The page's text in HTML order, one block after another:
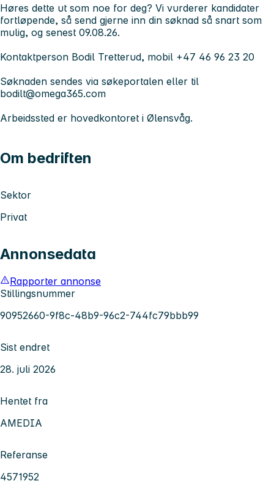
Høres dette ut som noe for deg? Vi vurderer kandidater
fortløpende, så send gjerne inn din søknad så snart som
mulig, og senest 09.08.26.
Kontaktperson Bodil Tretterud, mobil +47 46 96 23 20
Søknaden sendes via søkeportalen eller til
bodilt@omega365.com
Arbeidssted er hovedkontoret i Ølensvåg.
Om bedriften
Sektor
Privat
Annonsedata
Rapporter annonse
Stillingsnummer
90952660-9f8c-48b9-96c2-744fc79bbb99
Sist endret
28. juli 2026
Hentet fra
AMEDIA
Referanse
4571952